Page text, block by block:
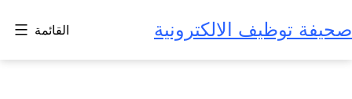
إلى
المحتوى
صحيفة توظيف الالكترونية القائمة